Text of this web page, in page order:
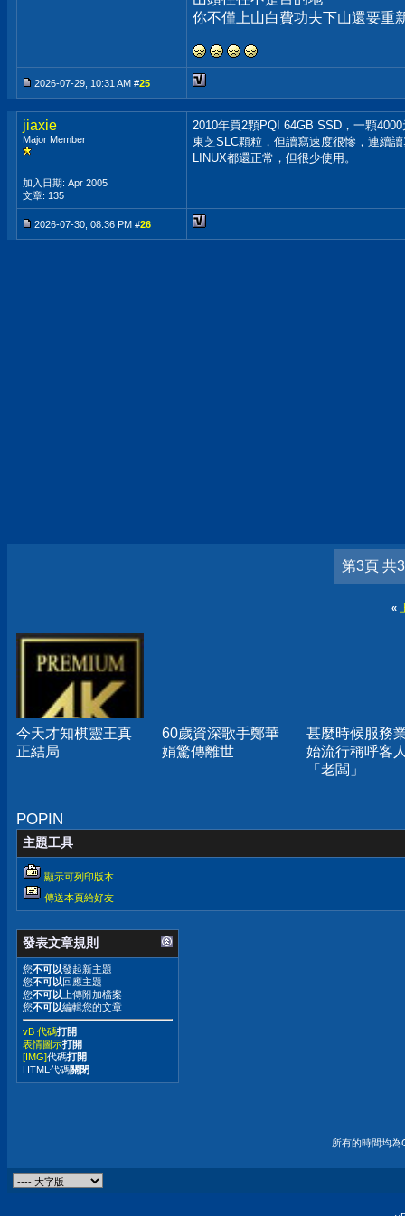
你不僅上山白費功夫下山還要重
2026-07-29, 10:31 AM #25
jiaxie
Major Member
加入日期: Apr 2005
文章: 135
2010年買2顆PQI 64GB SSD，一顆4000
東芝SLC顆粒，但讀寫速度很慘，連續
LINUX都還正常，但很少使用。
2026-07-30, 08:36 PM #26
第3頁 共
«
今天才知棋靈王真
正結局
60歲資深歌手鄭華
娟驚傳離世
甚麼時候服務
始流行稱呼客
「老闆」
POPIN
主題工具
顯示可列印版本
傳送本頁給好友
發表文章規則
您不可以發起新主題
您不可以回應主題
您不可以 上傳附加檔案
您不可以編輯您的文章
vB 代碼打開
表情圖示打開
[IMG]代碼打開
HTML代碼關閉
所有的時間均為